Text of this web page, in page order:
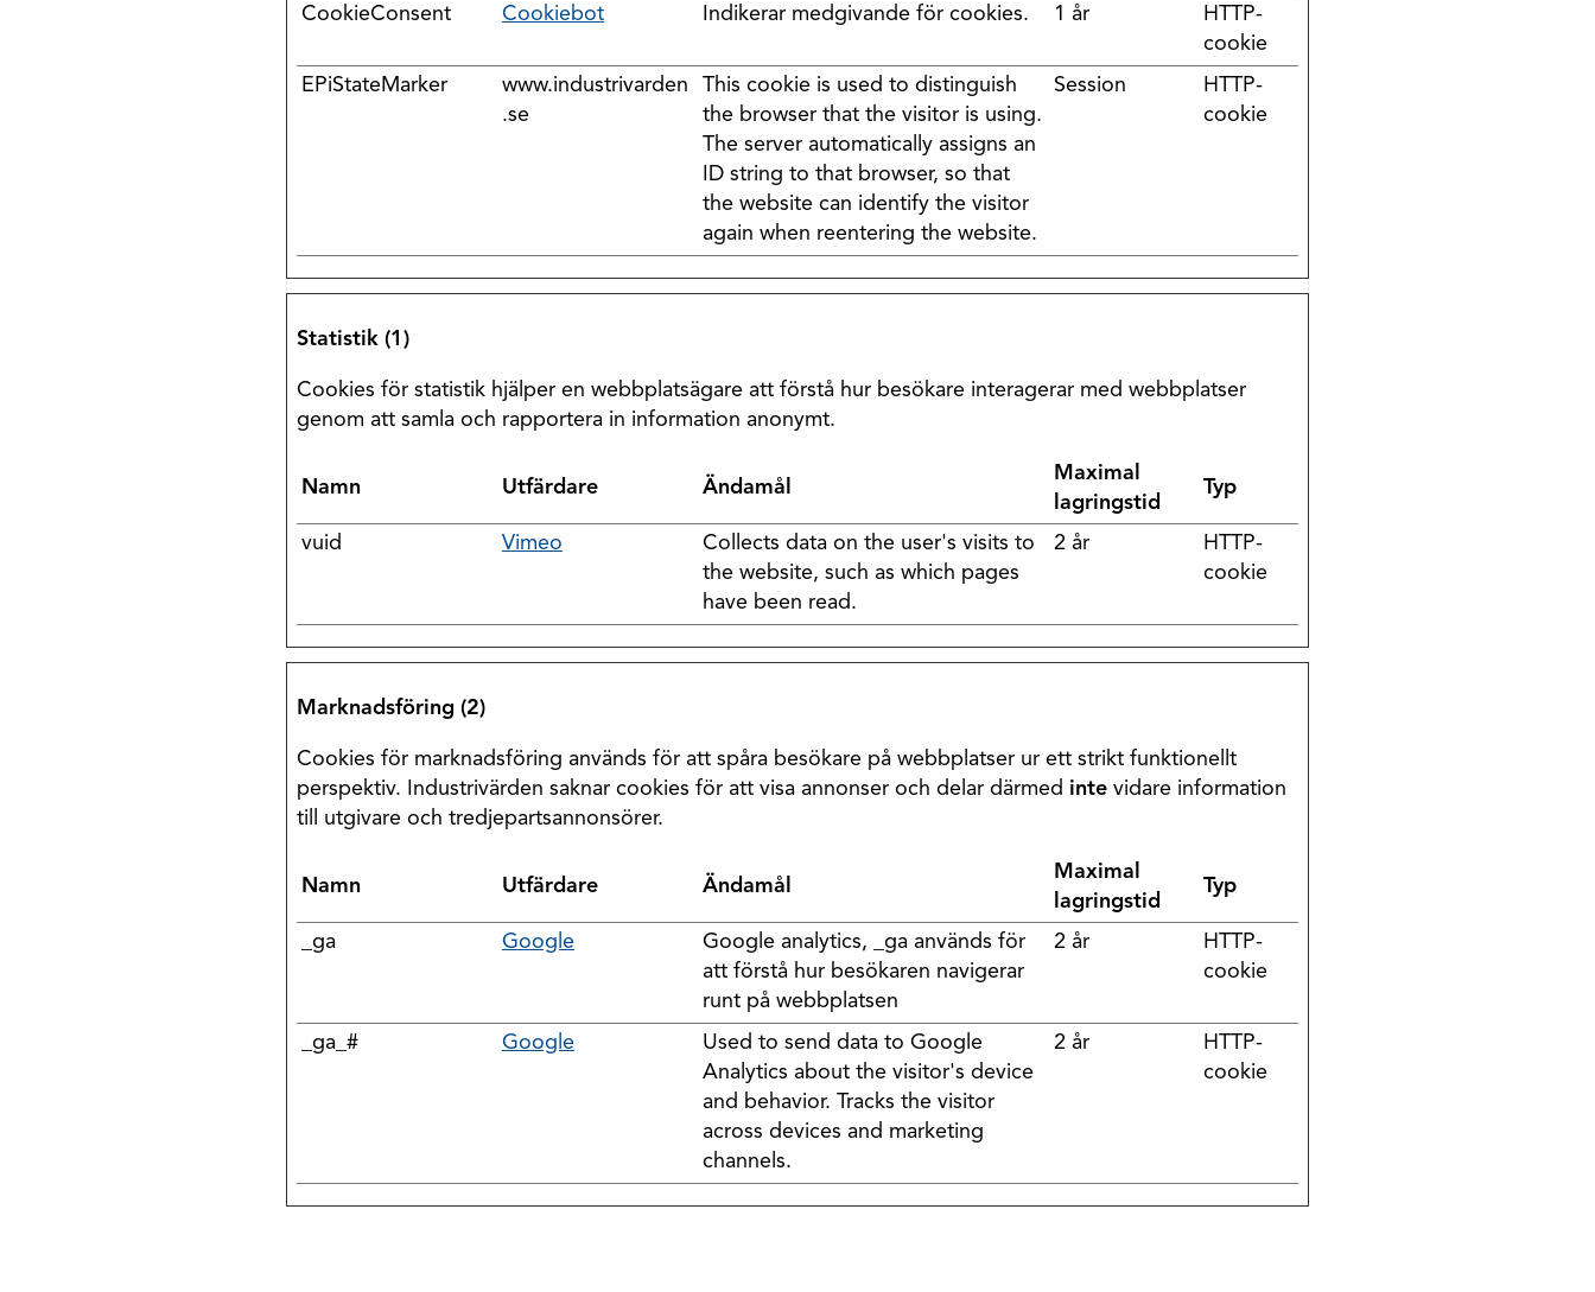
CookieConsent
Cookiebot Indikerar medgivande för cookies. 1 år
HTTP-
cookie
EPiStateMarker
www.industrivarden
.se
This cookie is used to distinguish
the browser that the visitor is using.
The server automatically assigns an
ID string to that browser, so that
the website can identify the visitor
again when reentering the website.
Session
HTTP-
cookie
Statistik (1)
Cookies för statistik hjälper en webbplatsägare att förstå hur besökare interagerar med webbplatser
genom att samla och rapportera in information anonymt.
Namn Utfärdare Ändamål
Maximal
lagringstid
Typ
vuid Vimeo
Collects data on the user's visits to
the website, such as which pages
have been read.
2 år
HTTP-
cookie
Marknadsföring (2)
Cookies för marknadsföring används för att spåra besökare på webbplatser ur ett strikt funktionellt
perspektiv. Industrivärden saknar cookies för att visa annonser och delar därmed inte vidare information
till utgivare och tredjepartsannonsörer.
Namn Utfärdare Ändamål
Maximal
lagringstid
Typ
_ga Google
Google analytics, _ga används för
att förstå hur besökaren navigerar
runt på webbplatsen
2 år
HTTP-
cookie
_ga_# Google
Used to send data to Google
Analytics about the visitor's device
and behavior. Tracks the visitor
across devices and marketing
channels.
2 år
HTTP-
cookie